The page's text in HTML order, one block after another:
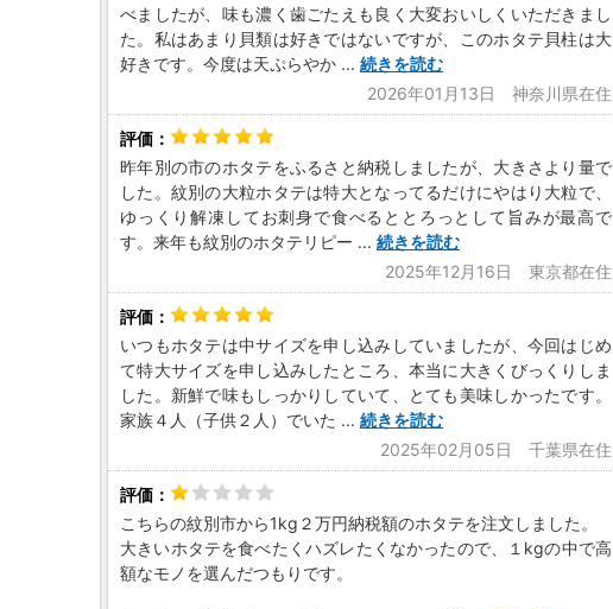
べましたが、味も濃く歯ごたえも良く大変おいしくいただきまし
た。私はあまり貝類は好きではないですが、このホタテ貝柱は大
好きです。今度は天ぷらやか ... 続きを読む
2026年01月13日 神奈川県在住
昨年別の市のホタテをふるさと納税しましたが、大きさより量で
した。紋別の大粒ホタテは特大となってるだけにやはり大粒で、
ゆっくり解凍してお刺身で食べるととろっとして旨みが最高で
す。来年も紋別のホタテリピー ... 続きを読む
2025年12月16日 東京都在住
いつもホタテは中サイズを申し込みしていましたが、今回はじめ
て特大サイズを申し込みしたところ、本当に大きくびっくりしま
した。新鮮で味もしっかりしていて、とても美味しかったです。
家族４人（子供２人）でいた ... 続きを読む
2025年02月05日 千葉県在住
こちらの紋別市から1kg２万円納税額のホタテを注文しました。
大きいホタテを食べたくハズレたくなかったので、１kgの中で高
額なモノを選んだつもりです。